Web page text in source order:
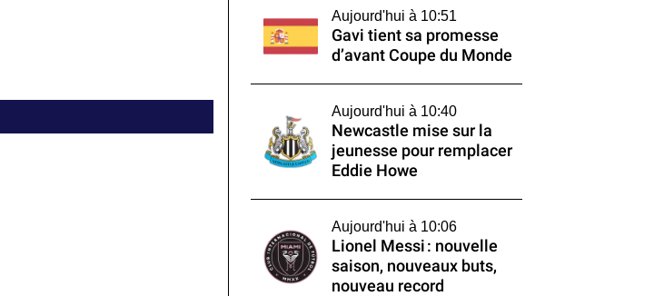
Aujourd'hui à 10:51
Gavi tient sa promesse
d’avant Coupe du Monde
Aujourd'hui à 10:40
Newcastle mise sur la
jeunesse pour remplacer
Eddie Howe
Aujourd'hui à 10:06
Lionel Messi : nouvelle
saison, nouveaux buts,
nouveau record